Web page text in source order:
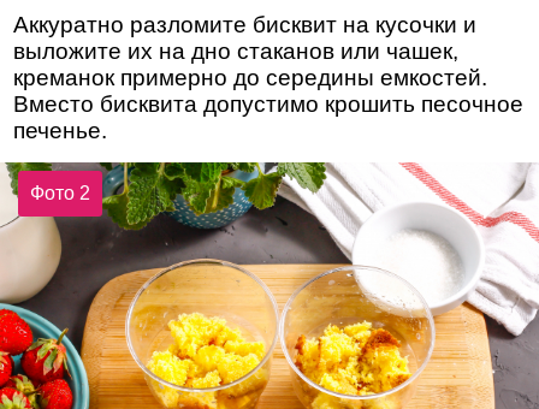
Аккуратно разломите бисквит на кусочки и
выложите их на дно стаканов или чашек,
креманок примерно до середины емкостей.
Вместо бисквита допустимо крошить песочное
печенье.
Фото 2